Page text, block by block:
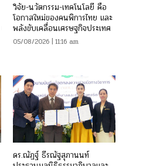
วิจัย-นวัตกรรม-เทคโนโลยี คือ
โอกาสใหม่ของคนพิการไทย และ
พลังขับเคลื่อนเศรษฐกิจประเทศ
05/08/2026 | 11:16 am
ดร.ณัฏฐ์ ธีรณัฐสุภานนท์